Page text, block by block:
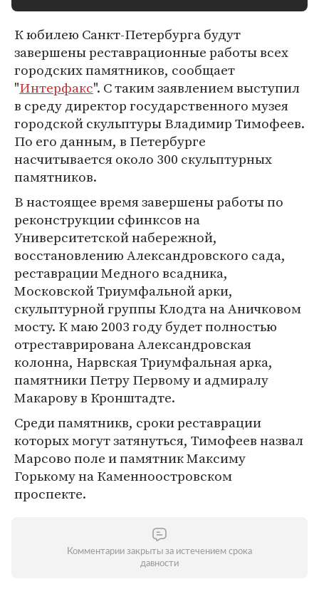
К юбилею Санкт-Петербурга будут
завершены реставрационные работы всех
городских памятников, сообщает
"Интерфакс". С таким заявлением выступил
в среду директор государственного музея
городской скульптуры Владимир Тимофеев.
По его данным, в Петербурге
насчитывается около 300 скульптурных
памятников.
В настоящее время завершены работы по
реконструкции сфинксов на
Университетской набережной,
восстановлению Александровского сада,
реставрации Медного всадника,
Московской Триумфальной арки,
скульптурной группы Клодта на Аничковом
мосту. К маю 2003 году будет полностью
отреставрирована Александровская
колонна, Нарвская Триумфальная арка,
памятники Петру Первому и адмиралу
Макарову в Кронштадте.
Среди памятникв, сроки реставрации
которых могут затянуться, Тимофеев назвал
Марсово поле и памятник Максиму
Горькому на Каменноостровском
проспекте.
Комментарии закрыты за истечением срока
давности